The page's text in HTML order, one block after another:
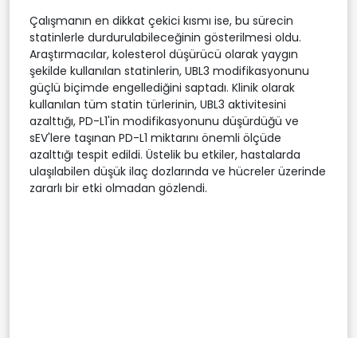
Çalışmanın en dikkat çekici kısmı ise, bu sürecin
statinlerle durdurulabileceğinin gösterilmesi oldu.
Araştırmacılar, kolesterol düşürücü olarak yaygın
şekilde kullanılan statinlerin, UBL3 modifikasyonunu
güçlü biçimde engellediğini saptadı. Klinik olarak
kullanılan tüm statin türlerinin, UBL3 aktivitesini
azalttığı, PD-L1'in modifikasyonunu düşürdüğü ve
sEV'lere taşınan PD-L1 miktarını önemli ölçüde
azalttığı tespit edildi. Üstelik bu etkiler, hastalarda
ulaşılabilen düşük ilaç dozlarında ve hücreler üzerinde
zararlı bir etki olmadan gözlendi.